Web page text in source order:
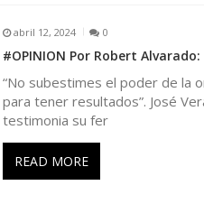
abril 12, 2024 0
#OPINION Por Robert
“No subestimes el poder de la
para tener resultados”. José
testimonia su fer
READ MORE